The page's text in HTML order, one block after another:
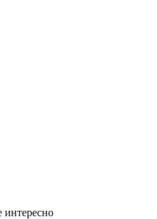
интересно